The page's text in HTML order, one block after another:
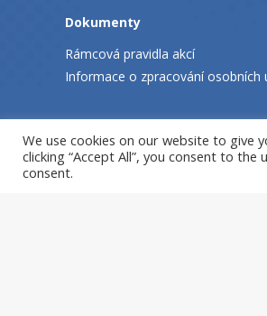
Dokumenty
Rámcová pravidla akcí
Informace o zpracování osobních
We use cookies on our website to give
clicking “Accept All”, you consent to
consent.